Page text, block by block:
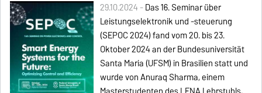
29.10.2024 -Das 16. Seminar über
Leistungselektronik und -steuerung
(SEPOC 2024) fand vom 20. bis 23.
Oktober 2024 an der Bundesuniversität
Santa Maria (UFSM) in Brasilien statt und
wurde von Anuraq Sharma, einem